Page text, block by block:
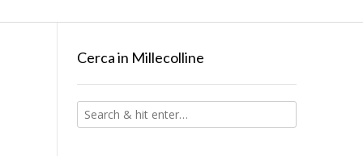
Cerca in Millecolline